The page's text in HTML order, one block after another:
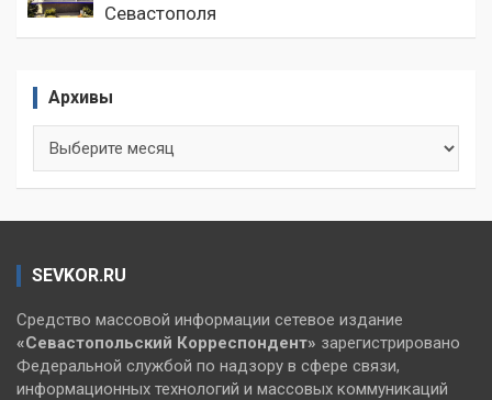
Севастополя
Архивы
SEVKOR.RU
Средство массовой информации сетевое издание
«Севастопольский Корреспондент» зарегистрировано
Федеральной службой по надзору в сфере связи,
информационных технологий и массовых коммуникаций